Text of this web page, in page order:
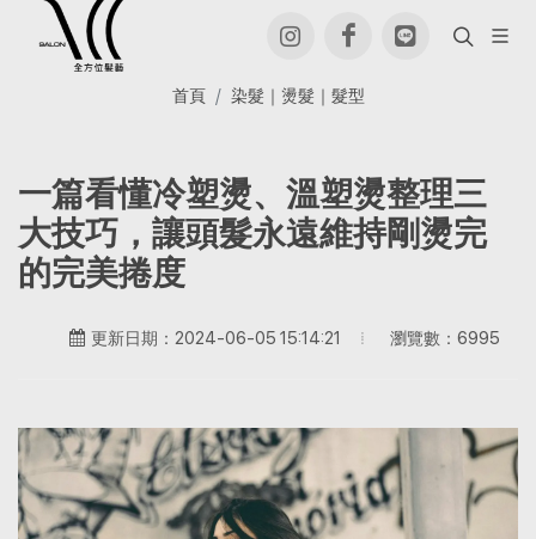
首頁 染髮｜燙髮｜髮型
一篇看懂冷塑燙、溫塑燙整理三
大技巧，讓頭髮永遠維持剛燙完
的完美捲度
更新日期：2024-06-05 15:14:21 瀏覽數：6995